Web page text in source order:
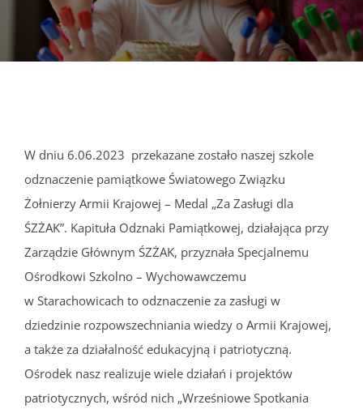
DOKUMENTY
PROJEKTY
WYKUS
W dniu 6.06.2023 przekazane zostało naszej szkole
odznaczenie pamiątkowe Światowego Związku
Żołnierzy Armii Krajowej – Medal „Za Zasługi dla
ŚZŻAK”. Kapituła Odznaki Pamiątkowej, działająca przy
Zarządzie Głównym ŚZŻAK, przyznała Specjalnemu
Ośrodkowi Szkolno – Wychowawczemu
w Starachowicach to odznaczenie za zasługi w
dziedzinie rozpowszechniania wiedzy o Armii Krajowej,
a także za działalność edukacyjną i patriotyczną.
Ośrodek nasz realizuje wiele działań i projektów
patriotycznych, wśród nich „Wrześniowe Spotkania